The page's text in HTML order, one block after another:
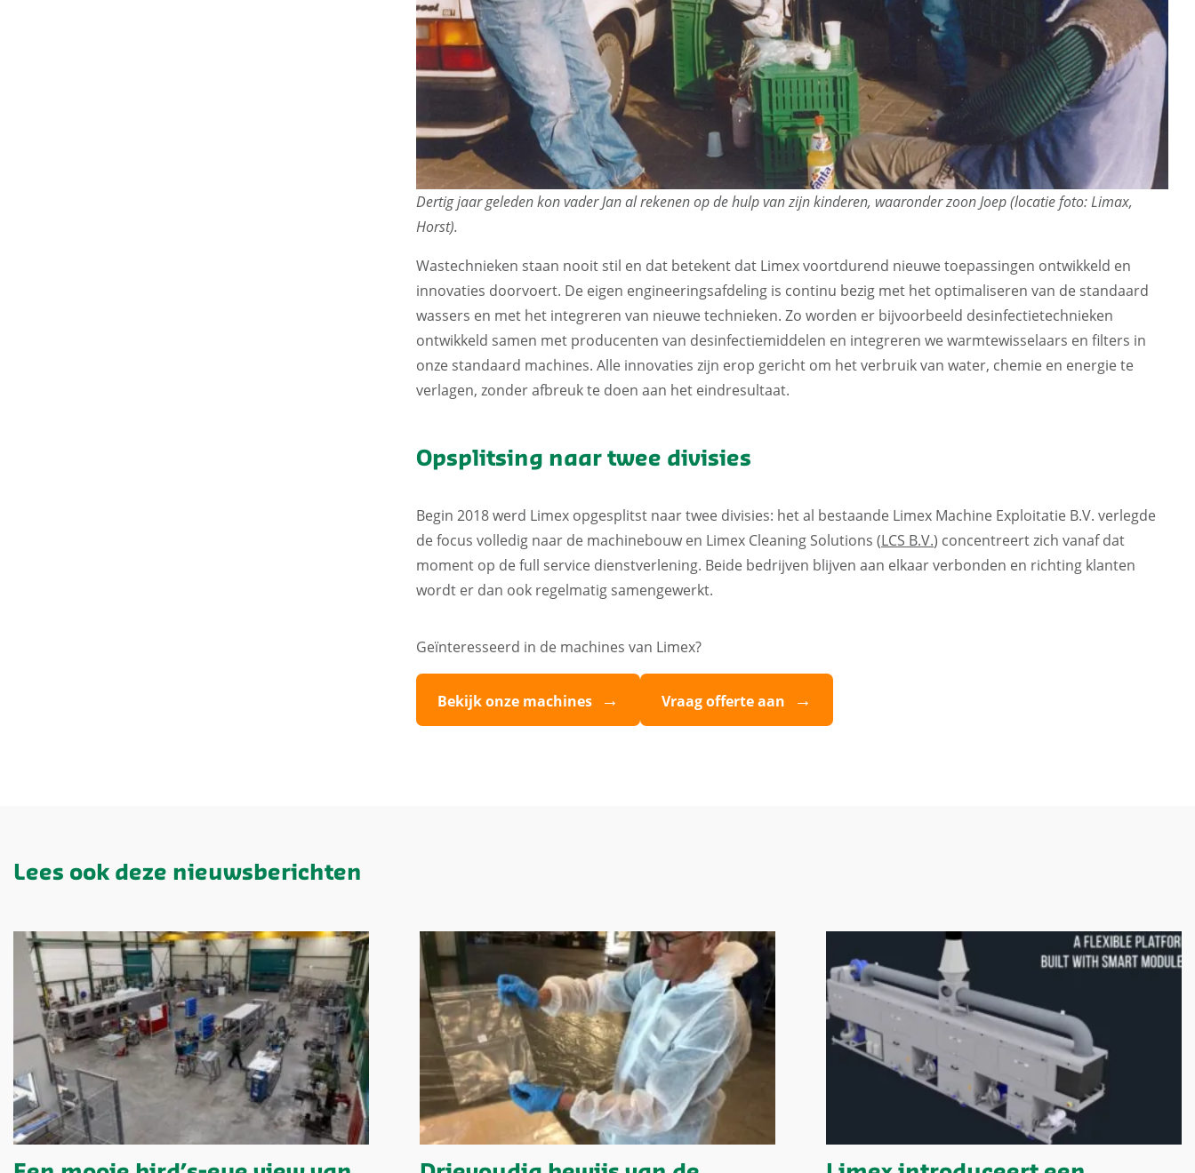
Dertig jaar geleden kon vader Jan al rekenen op de hulp van zijn kinderen, waaronder zoon Joep (locatie foto:Limax,
Horst).
Wastechnieken staan nooit stil en dat betekent dat Limex voortdurend nieuwe toepassingen ontwikkeld en
innovaties doorvoert. De eigen engineeringsafdeling is continu bezig met het optimaliseren van de standaard
wassers en met het integreren van nieuwe technieken. Zo worden er bijvoorbeeld desinfectietechnieken
ontwikkeld samen met producenten van desinfectiemiddelen en integreren we warmtewisselaars en filters in
onze standaard machines. Alle innovaties zijn erop gericht om het verbruik van water, chemie en energie te
verlagen, zonder afbreuk te doen aan het eindresultaat.
Opsplitsing naar twee divisies
Begin 2018 werd Limex opgesplitst naar twee divisies: het al bestaande Limex Machine Exploitatie B.V. verlegde
de focus volledig naar de machinebouw en Limex Cleaning Solutions (LCS B.V.) concentreert zich vanaf dat
moment op de full service dienstverlening. Beide bedrijven blijven aan elkaar verbonden en richting klanten
wordt er dan ook regelmatig samengewerkt.
Geïnteresseerd in de machines van Limex?
Bekijk onze machines Vraag offerte aan
Lees ook deze nieuwsberichten